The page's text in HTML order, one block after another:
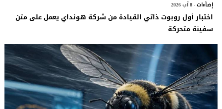
إضآءات- 8 آب 2026
اختبار أول روبوت ذاتي القيادة من شركة هونداي يعمل على متن
سفينة متحركة